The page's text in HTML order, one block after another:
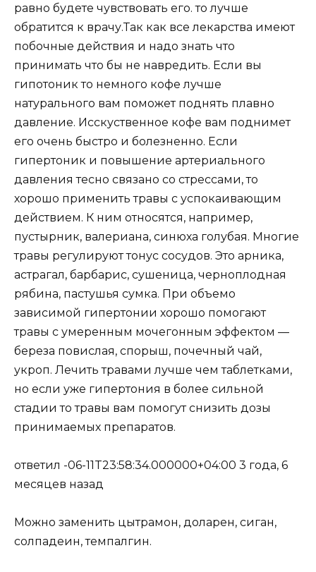
равно будете чувствовать его. то лучше
обратится к врачу.Так как все лекарства имеют
побочные действия и надо знать что
принимать что бы не навредить. Если вы
гипотоник то немного кофе лучше
натурального вам поможет поднять плавно
давление. Исскуственное кофе вам поднимет
его очень быстро и болезненно. Если
гипертоник и повышение артериального
давления тесно связано со стрессами, то
хорошо применить травы с успокаивающим
действием. К ним относятся, например,
пустырник, валериана, синюха голубая. Многие
травы регулируют тонус сосудов. Это арника,
астрагал, барбарис, сушеница, черноплодная
рябина, пастушья сумка. При объемо
зависимой гипертонии хорошо помогают
травы с умеренным мочегонным эффектом —
береза повислая, спорыш, почечный чай,
укроп. Лечить травами лучше чем таблетками,
но если уже гипертония в более сильной
стадии то травы вам помогут снизить дозы
принимаемых препаратов.
ответил -06-11T23:58:34.000000+04:00 3 года, 6
месяцев назад
Можно заменить цытрамон, доларен, сиган,
солпадеин, темпалгин.